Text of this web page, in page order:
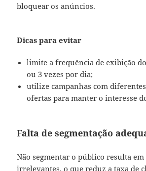
bloquear os anúncios.
Dicas para evitar
limite a frequência de exibição
ou 3 vezes por dia;
utilize campanhas com
ofertas para manter o interesse
Falta de segmentação
Não segmentar o público resulta
irrelevantes, o que reduz a taxa de